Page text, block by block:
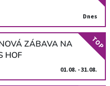
Dnes
ZÁBAVA NA
HOF
01.08. - 31.08.
TOP